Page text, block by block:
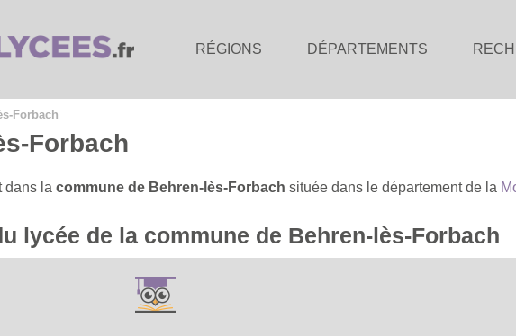
RÉGIONS DÉPARTEMENTS
Forbach
Forbach
dans la commune de Behren-lès-Forbach située dans le département de la
lycée de la commune de Behren-lès-Forbach